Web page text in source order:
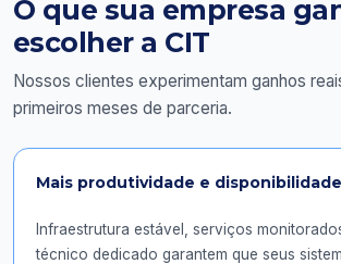
O que sua empresa
escolher a CIT
Nossos clientes experimentam ganhos
primeiros meses de parceria.
Mais produtividade e disponibilidade
Infraestrutura estável, serviços
técnico dedicado garantem que seus